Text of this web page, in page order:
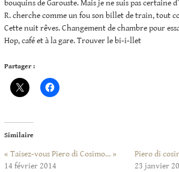
bouquins de Garouste. Mais je ne suis pas certaine
R. cherche comme un fou son billet de train, tout
Cette nuit rêves. Changement de chambre pour
Hop, café et à la gare. Trouver le bi-i-llet
Partager :
Similaire
« Taisez-vous Piero di Cosimo… »
14 février 2014
Piero di
23 janvier